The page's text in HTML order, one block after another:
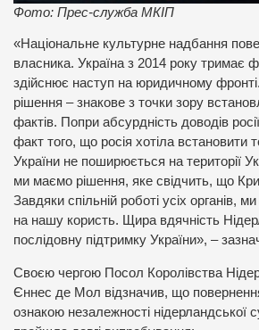
Фото: Прес-служба МКІП
«Національне культурне надбання
власника. Україна з 2014 року тримає
здійснює наступ на юридичному
рішення – знакове з точки зору
фактів. Попри абсурдність доводів
факт того, що росія хотіла встановити
України не поширюється на території
ми маємо рішення, яке свідчить, що
Завдяки спільній роботі усіх органів,
на нашу користь. Щира вдячність
послідовну підтримку України», –
Своєю чергою Посол Королівства
Єннес де Мол відзначив, що
ознакою незалежності нідерландської